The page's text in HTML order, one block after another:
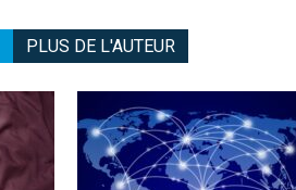
PLUS DE L'AUTEUR